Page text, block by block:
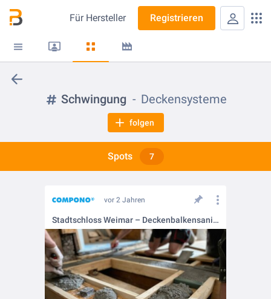
Für Hersteller Registrieren
Schwingung Deckensysteme
folgen
Spots 7
vor 2 Jahren
Stadtschloss Weimar – Deckenbalkensanierung im Pappelzimmer mit COMPONO